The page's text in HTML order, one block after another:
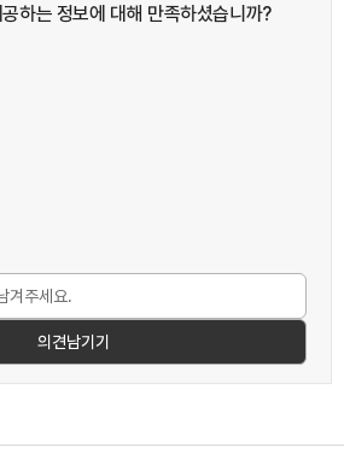
하는 정보에 대해 만족하셨습니까?